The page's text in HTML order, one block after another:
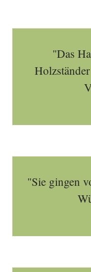
"Das
"Sie gingen